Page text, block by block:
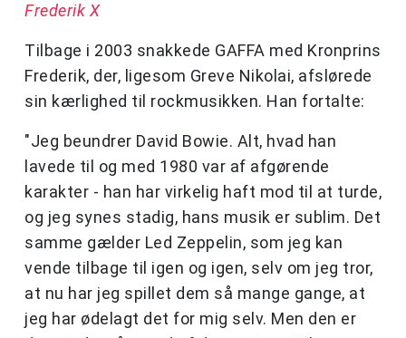
Frederik X
Tilbage i 2003 snakkede GAFFA med Kronprins
Frederik, der, ligesom Greve Nikolai, afslørede
sin kærlighed til rockmusikken. Han fortalte:
"Jeg beundrer David Bowie. Alt, hvad han
lavede til og med 1980 var af afgørende
karakter - han har virkelig haft mod til at turde,
og jeg synes stadig, hans musik er sublim. Det
samme gælder Led Zeppelin, som jeg kan
vende tilbage til igen og igen, selv om jeg tror,
at nu har jeg spillet dem så mange gange, at
jeg har ødelagt det for mig selv. Men den er